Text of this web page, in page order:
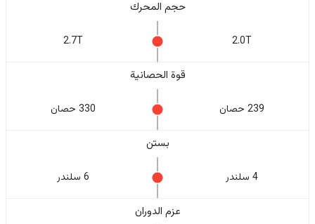
حجم المحرك
2.0T
2.7T
قوة الحصانية
239 حصان 330 حصان
بستن
4 سلندر 6 سلندر
عزم الدوران